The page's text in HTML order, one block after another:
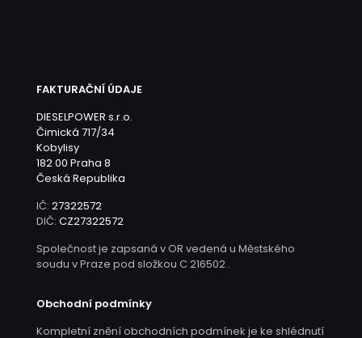
FAKTURAČNÍ ÚDAJE
DIESELPOWER s.r.o.
Čimická 717/34
Kobylisy
182 00 Praha 8
Česká Republika
IČ: 27322572
DIČ: CZ27322572
Společnost je zapsaná v OR vedená u Městského
soudu v Praze pod složkou C 216502 .
Obchodní podmínky
Kompletní znění obchodních podmínek je ke shlédnutí